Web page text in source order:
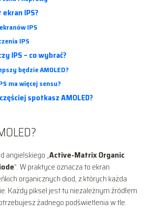
IPS?
IPS
IPS
IPS – co wybrać?
będzie AMOLED?
ma więcej sensu?
spotkasz AMOLED?
angielskiego „Active-Matrix Organic
”. W praktyce oznacza to ekran
organicznych diod, z których każda
Każdy piksel jest tu niezależnym źródłem
żadnego podświetlenia w tle.